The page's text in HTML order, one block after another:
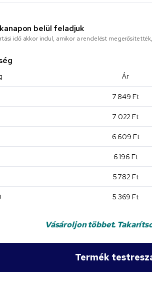
belül feladjuk
idő akkor indul, amikor a rendelést
Ár
7 849 Ft
7 022 Ft
6 609 Ft
6 196 Ft
5 782 Ft
5 369 Ft
Vásároljon többet.